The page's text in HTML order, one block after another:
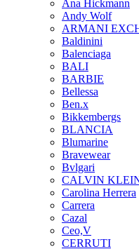
Ana Hickmann
Andy Wolf
ARMANI
Baldinini
Balenciaga
BALI
BARBIE
Bellessa
Ben.x
Bikkembergs
BLANCIA
Blumarine
Bravewear
Bvlgari
CALVIN
Carolina Herrera
Carrera
Cazal
Ceo,V
CERRUTI